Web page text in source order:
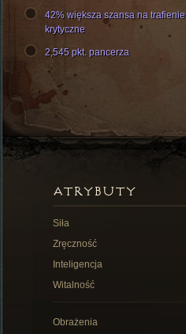
42% większa szansa na trafienie
krytyczne
2,545 pkt. pancerza
ATRYBUTY
Siła
Zręczność
Inteligencja
Witalność
Obrażenia